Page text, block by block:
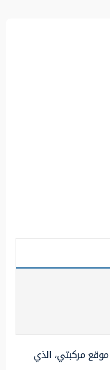
مركبتي، الذي